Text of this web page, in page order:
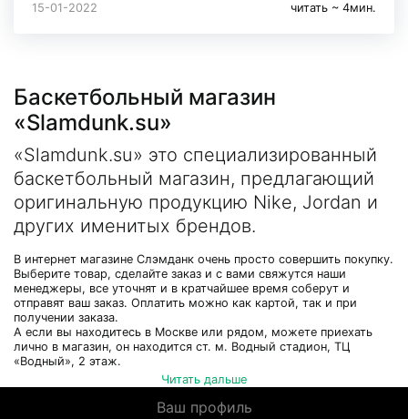
15-01-2022 читать ~ 4мин.
Баскетбольный магазин
«Slamdunk.su»
«Slamdunk.su» это специализированный
баскетбольный магазин, предлагающий
оригинальную продукцию Nike, Jordan и
других именитых брендов.
В интернет магазине Слэмданк очень просто совершить покупку.
Выберите товар, сделайте заказ и с вами свяжутся наши
менеджеры, все уточнят и в кратчайшее время соберут и
отправят ваш заказ. Оплатить можно как картой, так и при
получении заказа.
А если вы находитесь в Москве или рядом, можете приехать
лично в магазин, он находится ст. м. Водный стадион, ТЦ
«Водный», 2 этаж.
Читать дальше
Ваш профиль